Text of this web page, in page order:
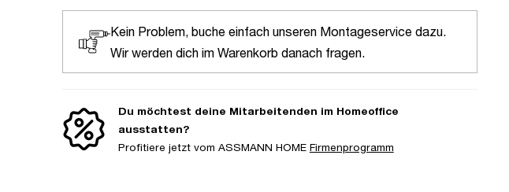
Kein Problem, buche einfach unseren Montageservice dazu.
Wir werden dich im Warenkorb danach fragen.
Du möchtest deine Mitarbeitenden im Homeoffice
ausstatten?
Profitiere jetzt vom ASSMANN HOME Firmenprogramm